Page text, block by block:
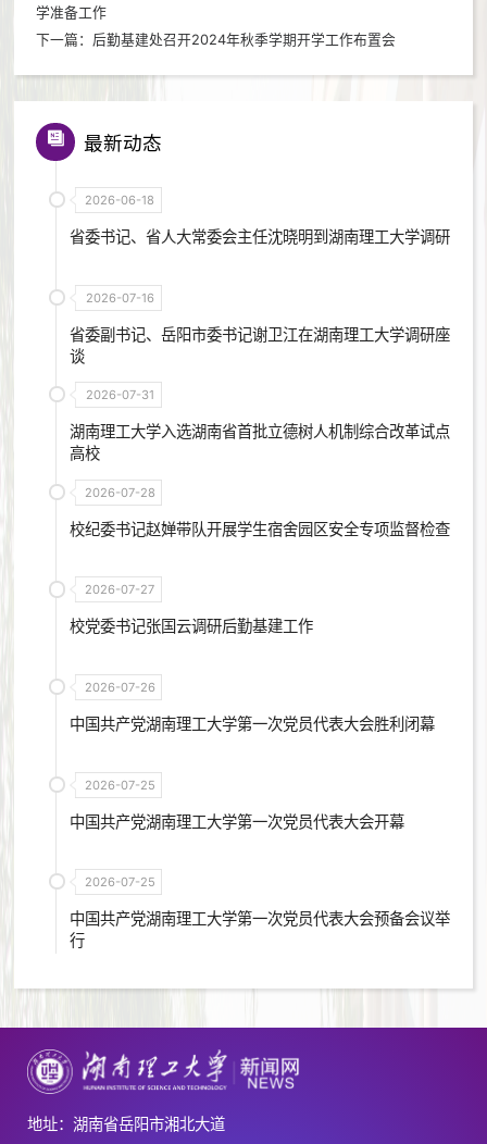
学准备工作
下一篇： 后勤基建处召开2024年秋季学期开学工作布置会
最新动态
2026-06-18
省委书记、省人大常委会主任沈晓明到湖南理工大学调研
2026-07-16
省委副书记、岳阳市委书记谢卫江在湖南理工大学调研座
谈
2026-07-31
湖南理工大学入选湖南省首批立德树人机制综合改革试点
高校
2026-07-28
校纪委书记赵婵带队开展学生宿舍园区安全专项监督检查
2026-07-27
校党委书记张国云调研后勤基建工作
2026-07-26
中国共产党湖南理工大学第一次党员代表大会胜利闭幕
2026-07-25
中国共产党湖南理工大学第一次党员代表大会开幕
2026-07-25
中国共产党湖南理工大学第一次党员代表大会预备会议举
行
地址：湖南省岳阳市湘北大道